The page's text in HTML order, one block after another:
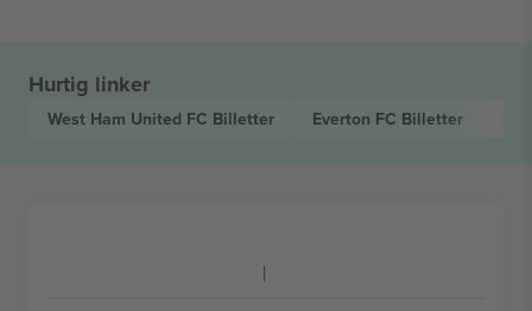
Hurtig linker
West Ham United FC Billetter Everton FC Billetter